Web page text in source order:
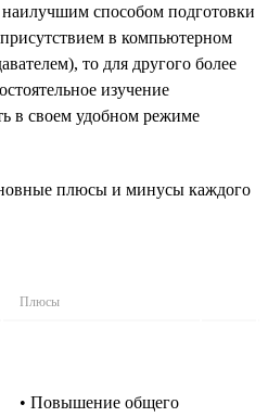
способом подготовки
в компьютерном
то для другого более
изучение
в своем удобном режиме
плюсы и минусы каждого
Плюсы
• Повышение общего